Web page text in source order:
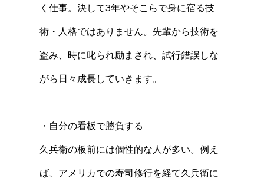
く仕事。決して3年やそこらで身に宿る技
術・人格ではありません。先輩から技術を
盗み、時に叱られ励まされ、試行錯誤しな
がら日々成長していきます。
・自分の看板で勝負する
久兵衛の板前には個性的な人が多い。例え
ば、アメリカでの寿司修行を経て久兵衛に